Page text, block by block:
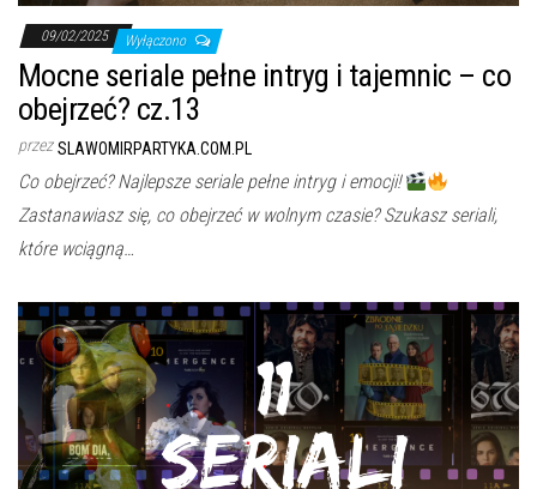
09/02/2025 Wyłączono
Mocne seriale pełne intryg i tajemnic – co
obejrzeć? cz.13
przez SLAWOMIRPARTYKA.COM.PL
Co obejrzeć? Najlepsze seriale pełne intryg i emocji!
Zastanawiasz się, co obejrzeć w wolnym czasie? Szukasz seriali,
które wciągną…